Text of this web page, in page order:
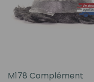
M178 Complément